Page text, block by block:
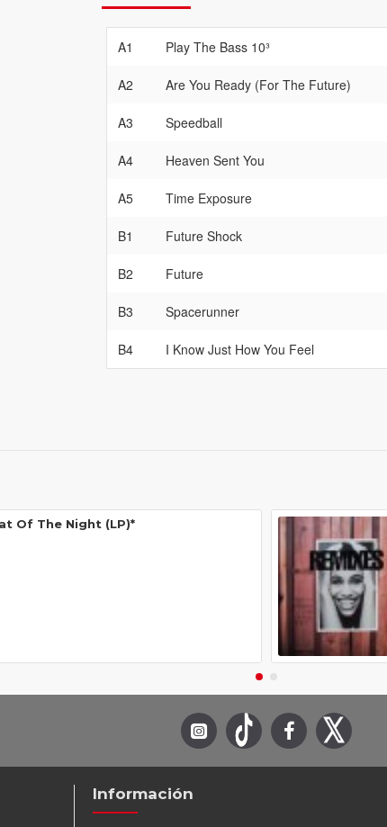
A1 Play The Bass 10³
A2 Are You Ready (For The Future)
A3 Speedball
A4 Heaven Sent You
A5 Time Exposure
B1 Future Shock
B2 Future
B3 Spacerunner
B4 I Know Just How You Feel
Of The Night (LP)*
Información